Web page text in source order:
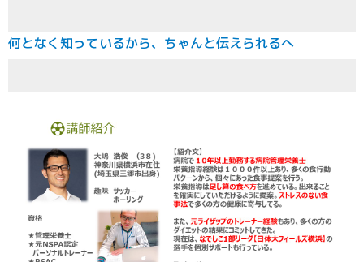
何となく知っているから、ちゃんと伝えられるへ